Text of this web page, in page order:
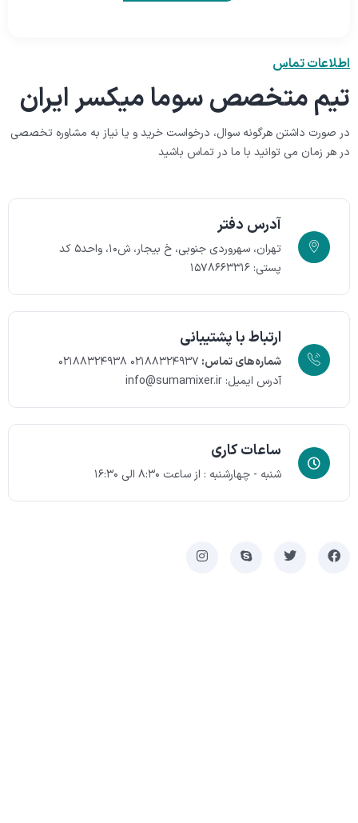
اطلاعات تماس
تیم متخصص سوما میکسر ایران
در صورت داشتن هرگونه سوال، درخواست خرید و یا نیاز به مشاوره تخصصی
در هر زمان می توانید با ما در تماس باشید
آدرس دفتر
تهران، سهروردی جنوبی، خ بیجار، ش۱۰، واحد۵
کد
پستی: ۱۵۷۸۶۶۳۳۱۶
ارتباط با پشتیبانی
شماره‌های تماس: ۰۲۱۸۸۳۲۴۹۳۷
آدرس ایمیل: info@sumamixer.ir
ساعات کاری
شنبه - چهارشنبه : از ساعت ۸:۳۰ الی ۱۶:۳۰